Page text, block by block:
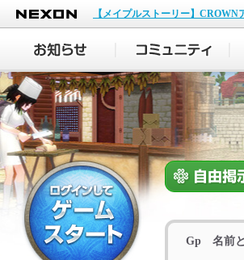
NEXON
【メイプルストーリー】CROWN
Gp 名前